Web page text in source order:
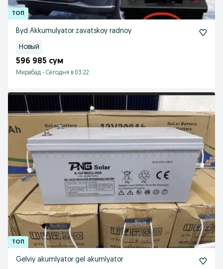
Byd Akkumulyator zavatskoy radnoy
Новый
596 985 сум
Мирабад - Сегодня в 03:22
Gelviy akumlyator gel akumlyator